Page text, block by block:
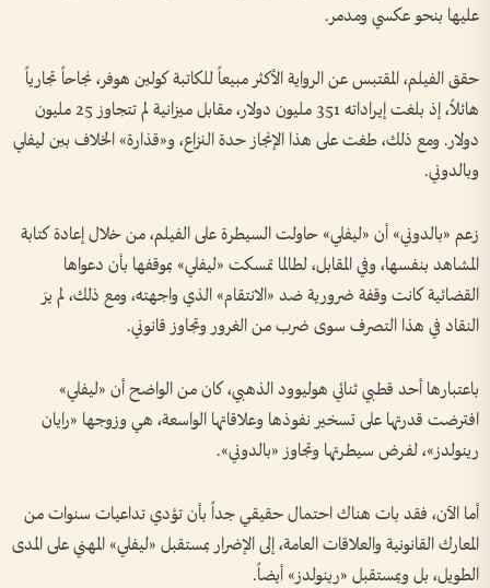
عليها بنحو عكسي ومدمر.
حقق الفيلم، المقتبس عن الرواية الأكثر مبيعاً للكاتبة كولين هوفر، نجاحاً تجارياً
هائلاً، إذ بلغت إيراداته 351 مليون دولار، مقابل ميزانية لم تتجاوز 25 مليون
دولار. ومع ذلك، طغت على هذا الإنجاز حدة النزاع، و«قذارة» الخلاف بين ليفلي
وبالدوني.
زعم «بالدوني» أن «ليفلي» حاولت السيطرة على الفيلم، من خلال إعادة كتابة
المشاهد بنفسها، وفي المقابل، لطالما تمسكت «ليفلي» بموقفها بأن دعواها
القضائية كانت وقفة ضرورية ضد «الانتقام» الذي واجهته، ومع ذلك، لم يرَ
النقاد في هذا التصرف سوى ضرب من الغرور وتجاوز قانوني.
باعتبارها أحد قطبي ثنائي هوليوود الذهبي، كان من الواضح أن «ليفلي»
افترضت قدرتها على تسخير نفوذها وعلاقاتها الواسعة، هي وزوجها «رايان
رينولدز»، لفرض سيطرتها وتجاوز «بالدوني».
أما الآن، فقد بات هناك احتمال حقيقي جداً بأن تؤدي تداعيات سنوات من
المعارك القانونية والعلاقات العامة، إلى الإضرار بمستقبل «ليفلي» المهني على المدى
الطويل، بل وبمستقبل «رينولدز» أيضاً.